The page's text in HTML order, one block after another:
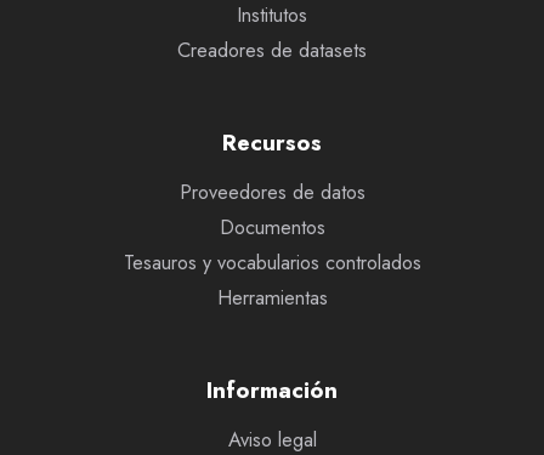
Institutos
Creadores de datasets
Recursos
Proveedores de datos
Documentos
Tesauros y vocabularios controlados
Herramientas
Información
Aviso legal